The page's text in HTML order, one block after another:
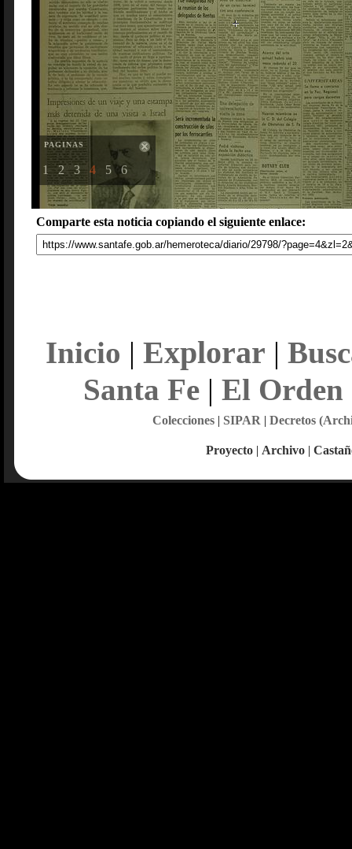
PAGINAS
1 2 3 4 5 6
Comparte esta noticia copiando el siguiente enlace:
Inicio | Explorar |
Santa Fe| El Orden
Colecciones| SIPAR | Decretos
Proyecto | Archivo |